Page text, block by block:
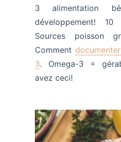
3 alimentation
développement! 10
Sources poisson
Comment
3. Omega-3 =
avez ceci!